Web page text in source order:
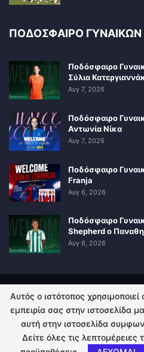
ΠΟΔΟΣΦΑΙΡΟ ΓΥΝΑΙΚΩΝ
Ποδόσφαιρο
Σύλια
Αυγ 7, 2026
Ποδόσφαιρο
Αντωνία Νίκα
Αυγ 7, 2026
Ποδόσφαιρο
Franja
Αυγ 6, 2026
Ποδόσφαιρο
Shepherd ο
Αυγ 6, 2026
ΠΟΛΙΤΙΚΗ
© 2026 - Kingsport.gr.
Αυτός ο ιστότοπος
εμπειρία σας στην ιστοσελίδα
αυτή στην ιστοσελίδα
Δείτε όλες τις λεπτομέρειες